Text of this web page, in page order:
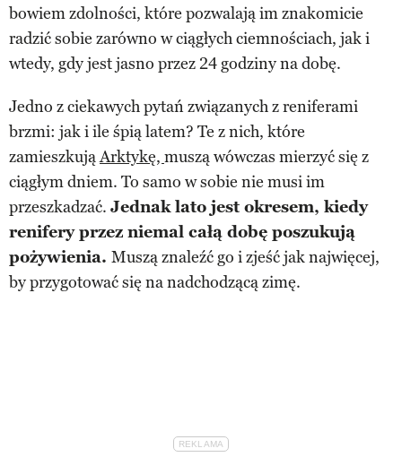
bowiem zdolności, które pozwalają im znakomicie
radzić sobie zarówno w ciągłych ciemnościach, jak i
wtedy, gdy jest jasno przez 24 godziny na dobę.
Jedno z ciekawych pytań związanych z reniferami
brzmi: jak i ile śpią latem? Te z nich, które
zamieszkująArktykę, muszą wówczas mierzyć się z
ciągłym dniem. To samo w sobie nie musi im
przeszkadzać. Jednak lato jest okresem, kiedy
renifery przez niemal całą dobę poszukują
pożywienia. Muszą znaleźć go i zjeść jak najwięcej,
by przygotować się na nadchodzącą zimę.